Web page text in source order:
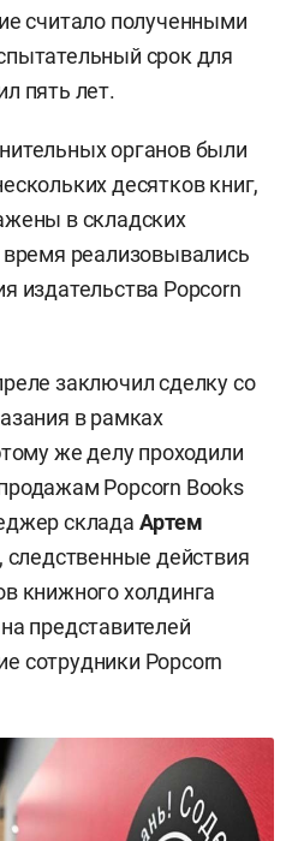
считало полученными
срок для
пять лет.
органов были
десятков книг,
в складских
время реализовывались
издательства Popcorn
заключил сделку со
в рамках
же делу проходили
Popcorn Books
склада Артем
следственные действия
книжного холдинга
представителей
сотрудники Popcorn